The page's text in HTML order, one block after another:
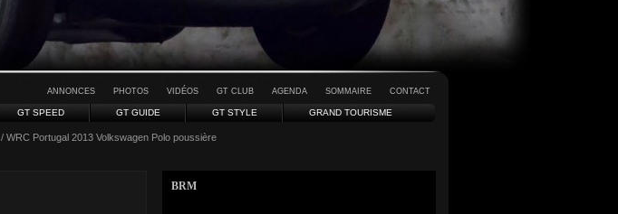
ANNONCES PHOTOS VIDÉOS GT CLUB AGENDA SOMMAIRE CONTACT
GT SPEED GT GUIDE GT STYLE GRAND TOURISME
/ WRC Portugal 2013 Volkswagen Polo poussière
BRM